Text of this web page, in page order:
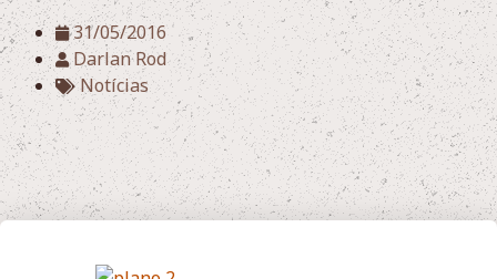
31/05/2016
Darlan Rod
Notícias